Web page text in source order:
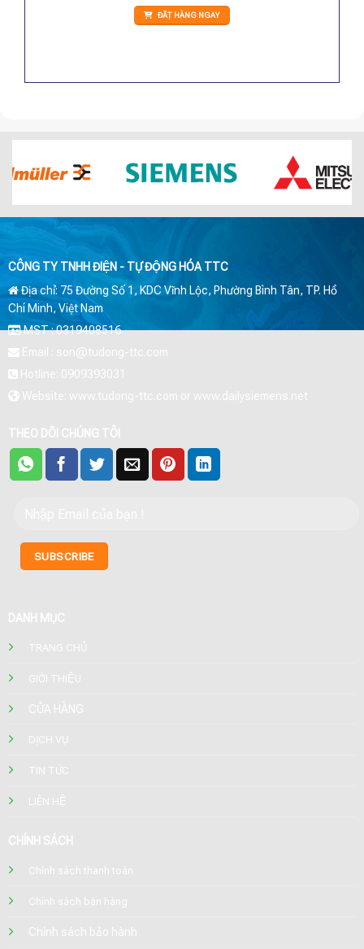
là:
34.479.000 VNĐ.
ĐẶT HÀNG NGAY
CÔNG TY TNHH ĐIỆN - TỰ ĐỘNG HÓA TTC
Địa chỉ: 75 Đường Số 1, KDC Vĩnh Lộc, Phường Bình Tân, TP. Hồ
Chí Minh, Việt Nam
MST : 0319408516
Email : son@tudong-ttc.com
Hotline: 0909393031
Website: www.tudong-ttc.com or www.dailysiemens.net
THEO DÕI CHÚNG TÔI
DANH MỤC
TRANG CHỦ
GIỚI THIỆU
CỬA HÀNG
DỊCH VỤ
TIN TỨC
LIÊN HỆ
CHÍNH SÁCH
Chính sách thanh toán
Chính sách bán hàng
Chính sách bảo hành